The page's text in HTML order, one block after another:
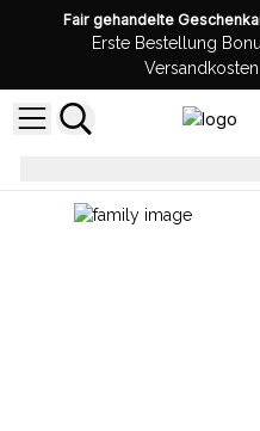
Fair gehandelte
Erste Bestellung
Versandkosten
Auto